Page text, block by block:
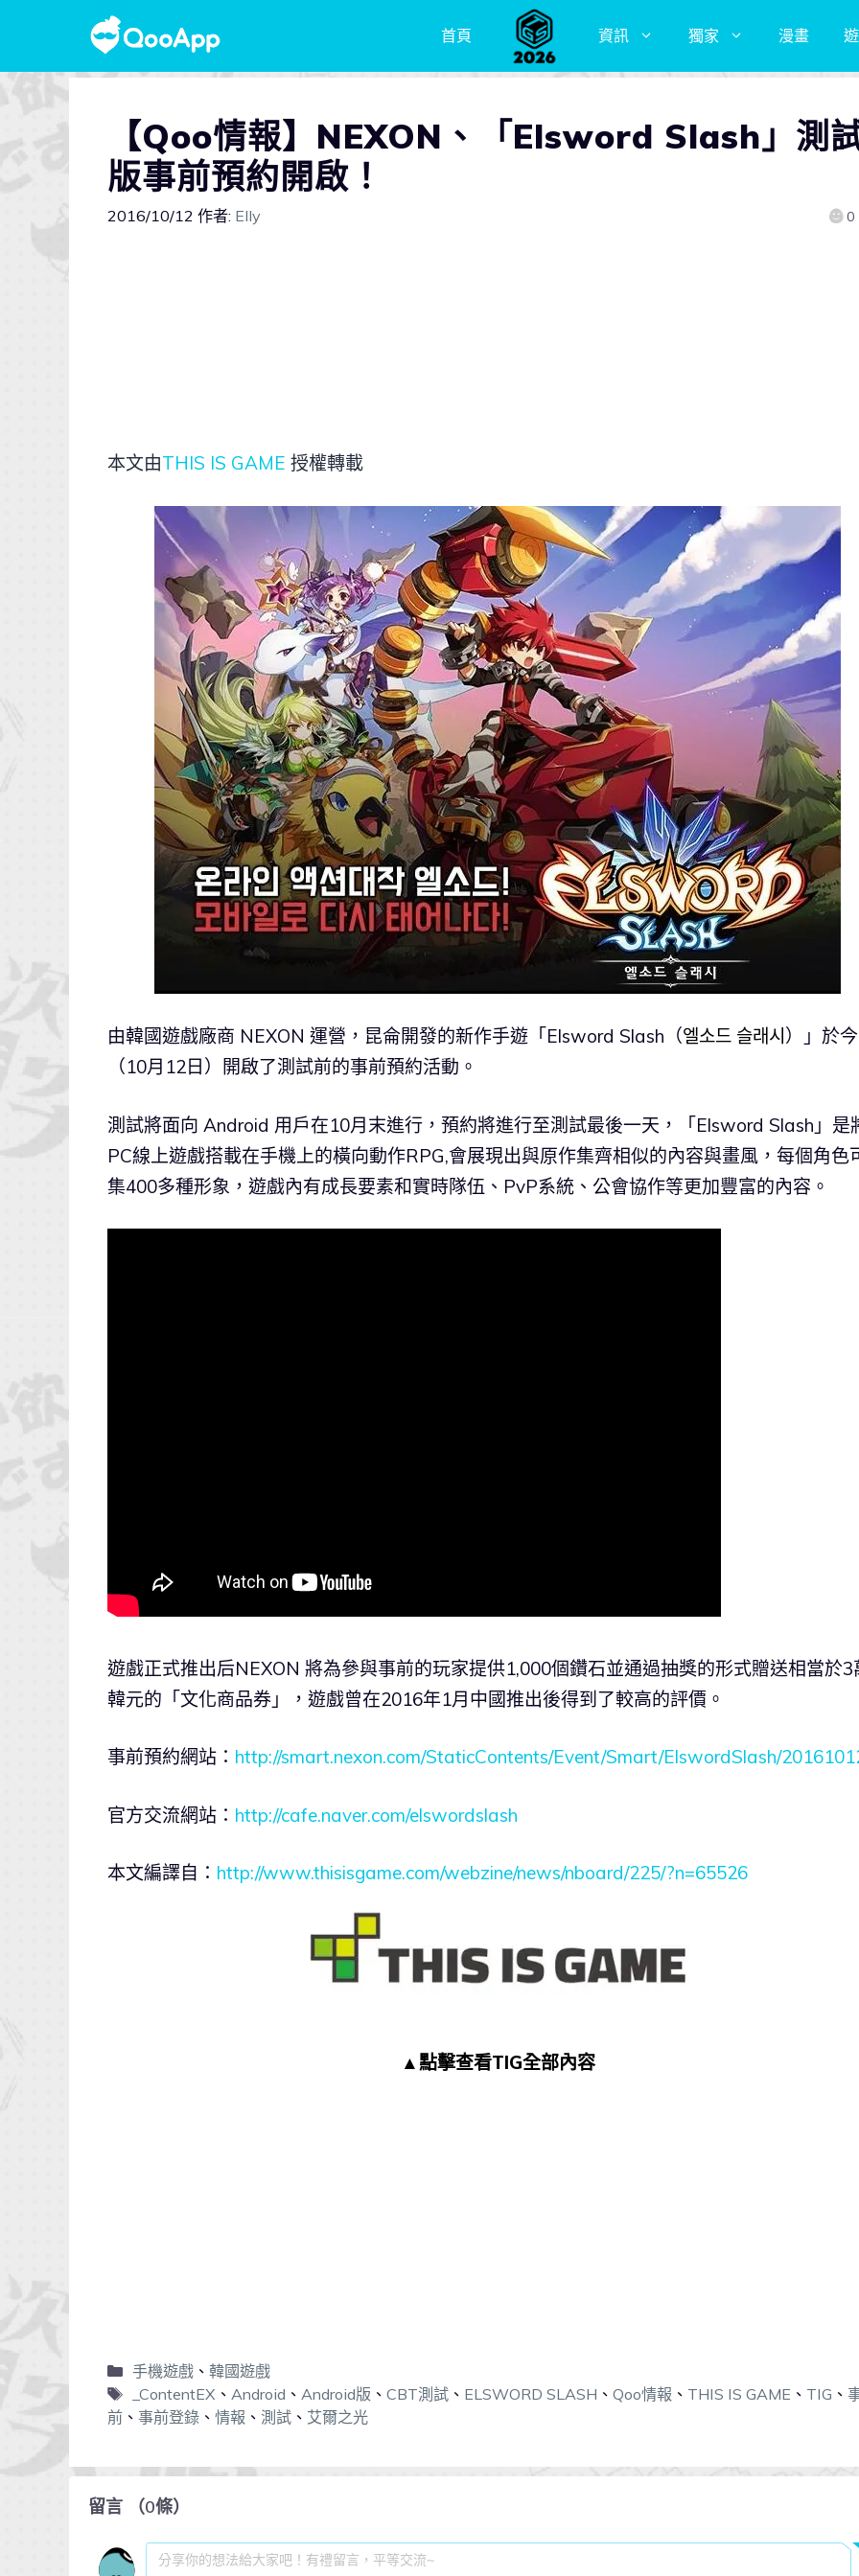
首頁 資訊 獨家 漫畫
【Qoo情報】NEXON、「Elsword Slash」測
版事前預約開啟！
2016/10/12 作者: Elly 0
本文由THIS IS GAME 授權轉載
由韓國遊戲廠商 NEXON 運營，昆侖開發的新作手遊「Elsword Slash（엘소드 슬래시 ）」於
（10月12日）開啟了測試前的事前預約活動。
測試將面向 Android 用戶在10月末進行，預約將進行至測試最後一天，「Elsword Slash」是
PC線上遊戲搭載在手機上的橫向動作RPG,會展現出與原作集齊相似的內容與畫風，每個角色
集400多種形象，遊戲內有成長要素和實時隊伍、PvP系統、公會協作等更加豐富的內容。
遊戲正式推出后NEXON 將為參與事前的玩家提供1,000個鑽石並通過抽獎的形式贈送相當於3
韓元的「文化商品券」，遊戲曾在2016年1月中國推出後得到了較高的評價。
事前預約網站： http://smart.nexon.com/StaticContents/Event/Smart/ElswordSlash/
官方交流網站： http://cafe.naver.com/elswordslash
本文編譯自： http://www.thisisgame.com/webzine/news/nboard/225/?n=65526
▲點擊查看TIG全部內容
手機遊戲、 韓國遊戲
_ContentEX 、 Android 、 Android版 、 CBT測試、 ELSWORD SLASH 、 Qoo情報 、 THIS IS GAME 、 TIG 、
前 、 事前登錄 、 情報 、 測試 、 艾爾之光
留言 （0條）